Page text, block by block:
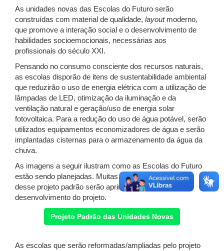
As unidades novas das Escolas do Futuro serão
construídas com material de qualidade, layoutmoderno,
que promove a interação social e o desenvolvimento de
habilidades socioemocionais, necessárias aos
profissionais do século XXI.
Pensando no consumo consciente dos recursos naturais,
as escolas disporão de itens de sustentabilidade ambiental
que reduzirão o uso de energia elétrica com a utilização de
lâmpadas de LED, otimização da iluminação e da
ventilação natural e geração/uso de energia solar
fotovoltaica. Para a redução do uso de água potável, serão
utilizados equipamentos economizadores de água e serão
implantadas cisternas para o armazenamento da água da
chuva.
As imagens a seguir ilustram como as Escolas do Futuro
estão sendo planejadas. Muitas características físicas
desse projeto padrão serão aprimoradas durante o
desenvolvimento do projeto.
Projeto Padrão das Unidades Novas
As escolas que serão reformadas/ampliadas pelo projeto